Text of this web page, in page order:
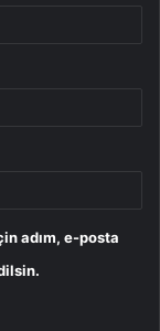
adım, e-posta